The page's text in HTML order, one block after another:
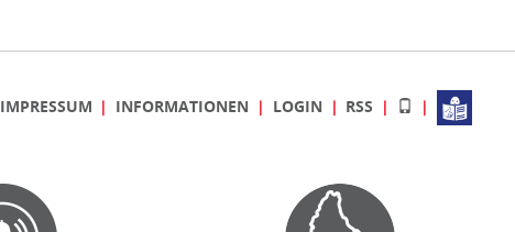
IMPRESSUM INFORMATIONEN LOGIN RSS